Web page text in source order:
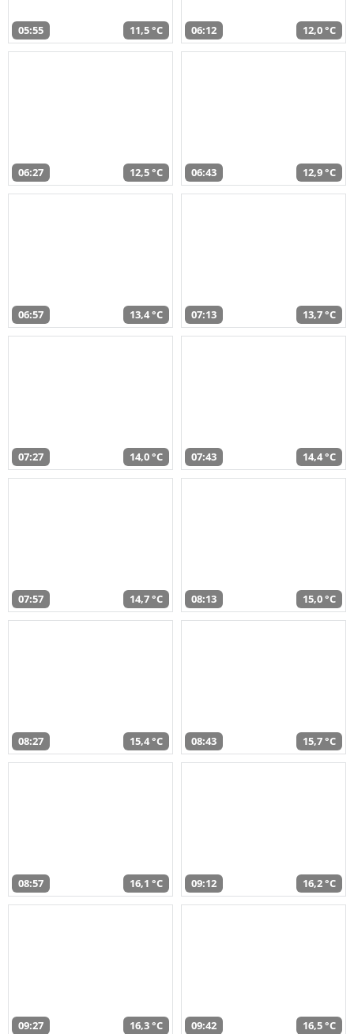
05:55 11,5 °C 06:12 12,0 °C
06:27 12,5 °C 06:43 12,9 °C
06:57 13,4 °C 07:13 13,7 °C
07:27 14,0 °C 07:43 14,4 °C
07:57 14,7 °C 08:13 15,0 °C
08:27 15,4 °C 08:43 15,7 °C
08:57 16,1 °C 09:12 16,2 °C
09:27 16,3 °C 09:42 16,5 °C